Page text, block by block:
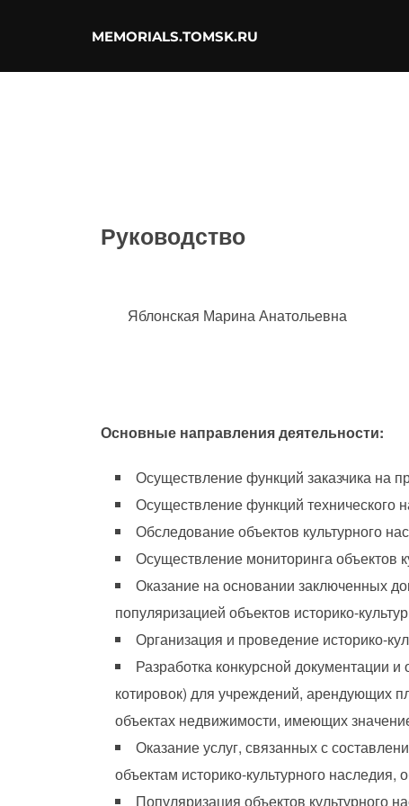
MEMORIALS.TOMSK.RU
Руководство
Яблонская Марина Анатольевна
Основные направления деятельности:
Осуществление функций заказчика на
Осуществление функций технического
Обследование объектов культурного
Осуществление мониторинга объектов
Оказание на основании заключенных
популяризацией объектов историко-
Организация и проведение историко-
Разработка конкурсной документации
котировок) для учреждений, арендующих
объектах недвижимости, имеющих
Оказание услуг, связанных с
объектам историко-культурного
Популяризация объектов культурного